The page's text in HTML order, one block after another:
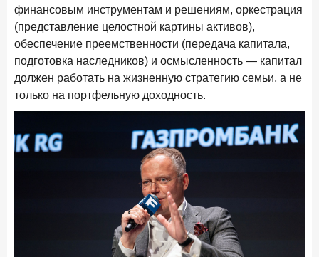
финансовым инструментам и решениям, оркестрация
(представление целостной картины активов),
обеспечение преемственности (передача капитала,
подготовка наследников) и осмысленность — капитал
должен работать на жизненную стратегию семьи, а не
только на портфельную доходность.